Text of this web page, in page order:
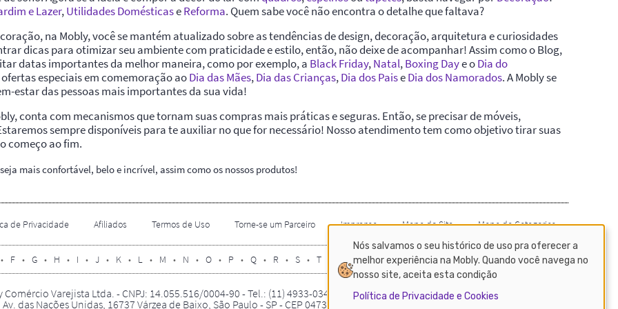
Nós salvamos o seu histórico de uso pra oferecer a
melhor experiência na Mobly. Quando você navega no
nosso site, aceita esta condição
Política de Privacidade e Cookies